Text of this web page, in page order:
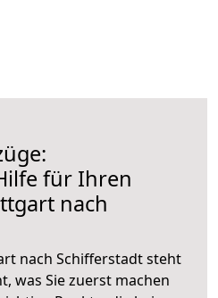
für Ihren
nach
nach Schifferstadt steht
was Sie zuerst machen